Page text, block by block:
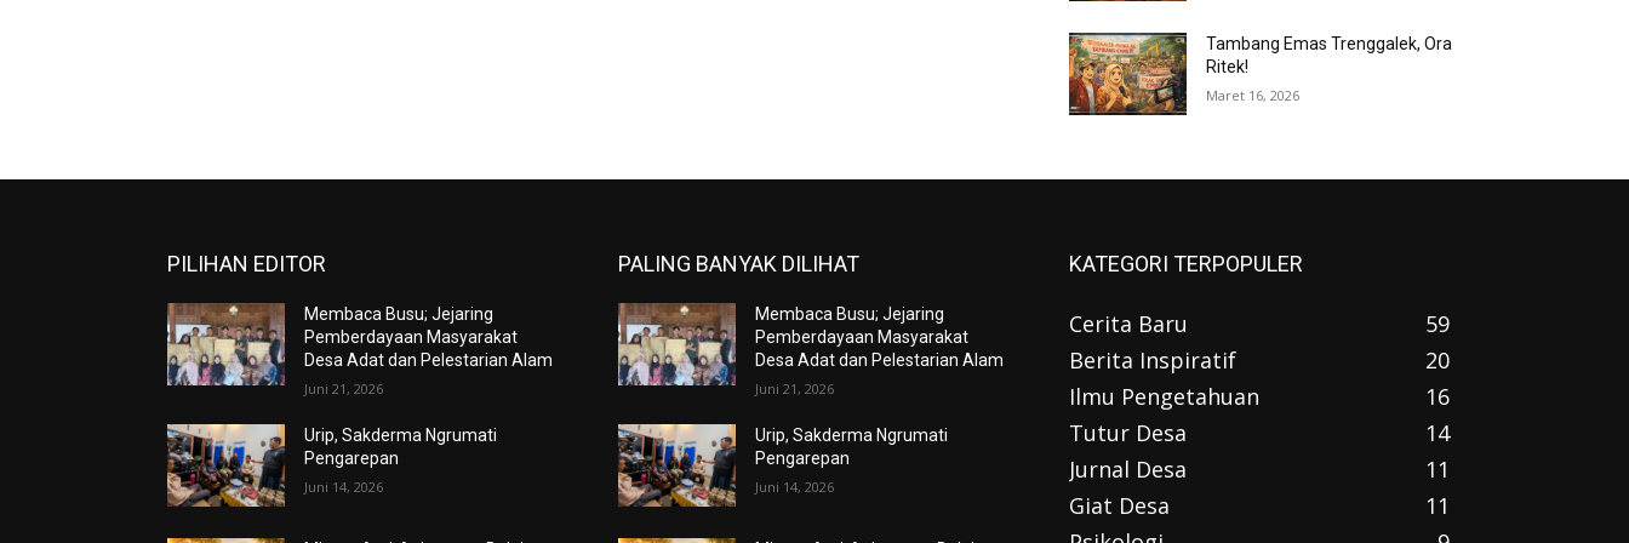
Tambang Emas Trenggalek, Ora
Ritek!
Maret 16, 2026
PILIHAN EDITOR
Membaca Busu; Jejaring
Pemberdayaan Masyarakat
Desa Adat dan Pelestarian Alam
Juni 21, 2026
Urip, Sakderma Ngrumati
Pengarepan
Juni 14, 2026
PALING BANYAK DILIHAT
Membaca Busu; Jejaring
Pemberdayaan Masyarakat
Desa Adat dan Pelestarian Alam
Juni 21, 2026
Urip, Sakderma Ngrumati
Pengarepan
Juni 14, 2026
KATEGORI TERPOPULER
Cerita Baru
59
Berita Inspiratif
20
Ilmu Pengetahuan
16
Tutur Desa
14
Jurnal Desa
11
Giat Desa
11